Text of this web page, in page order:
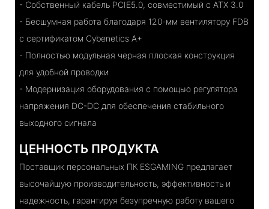
- Собственный кабель PCIE5.0, совместимый с ATX 3.0
- Бесшумная работа благодаря 120-мм вентилятору FDB
с сертификатом Cybenetics A+
- Полностью модульная черная плоская конструкция
для удобной проводки
- Модернизация оборудования с помощью регулятора
напряжения DC-DC для обеспечения стабильного
выходного сигнала
ЦЕННОСТЬ ПРОДУКТА
Поставщик персональных ПК ESGAMING предлагает
высочайшую производительность, эффективность и
надежность, гарантируя безупречную работу вашего